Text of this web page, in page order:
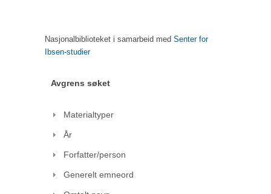
Nasjonalbiblioteket i samarbeid med Senter for
Ibsen-studier
Avgrens søket
Materialtyper
År
Forfatter/person
Generelt emneord